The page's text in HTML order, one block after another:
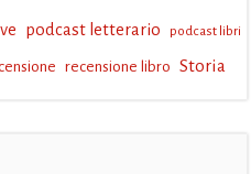
podcast letterario podcast libri
recensione libro Storia